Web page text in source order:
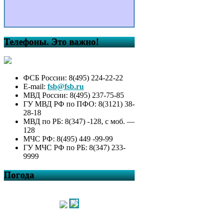
Телефоны. Это важно!
ФСБ России: 8(495) 224-22-22
E-mail: fsb@fsb.ru
МВД России: 8(495) 237-75-85
ГУ МВД РФ по ПФО: 8(3121) 38-
28-18
МВД по РБ: 8(347) -128, с моб. —
128
МЧС РФ: 8(495) 449 -99-99
ГУ МЧС РФ по РБ: 8(347) 233-
9999
Погода